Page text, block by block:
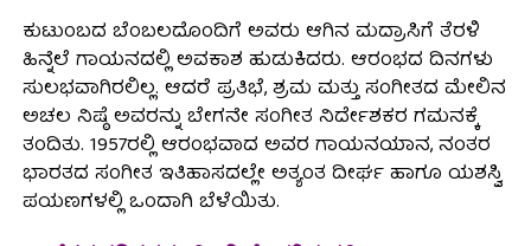
ಕುಟುಂಬದ ಬೆಂಬಲದೊಂದಿಗೆ ಅವರು ಆಗಿನ ಮದ್ರಾಸಿಗೆ ತೆರಳಿ
ಹಿನ್ನೆಲೆ ಗಾಯನದಲ್ಲಿ ಅವಕಾಶ ಹುಡುಕಿದರು. ಆರಂಭದ ದಿನಗಳು
ಸುಲಭವಾಗಿರಲಿಲ್ಲ. ಆದರೆ ಪ್ರತಿಭೆ, ಶ್ರಮ ಮತ್ತು ಸಂಗೀತದ ಮೇಲಿನ
ಅಚಲ ನಿಷ್ಠೆ ಅವರನ್ನು ಬೇಗನೇ ಸಂಗೀತ ನಿರ್ದೇಶಕರ ಗಮನಕ್ಕೆ
ತಂದಿತು. 1957ರಲ್ಲಿ ಆರಂಭವಾದ ಅವರ ಗಾಯನಯಾನ, ನಂತರ
ಭಾರತದ ಸಂಗೀತ ಇತಿಹಾಸದಲ್ಲೇ ಅತ್ಯಂತ ದೀರ್ಘ ಹಾಗೂ ಯಶಸ್ವಿ
ಪಯಣಗಳಲ್ಲಿ ಒಂದಾಗಿ ಬೆಳೆಯಿತು.